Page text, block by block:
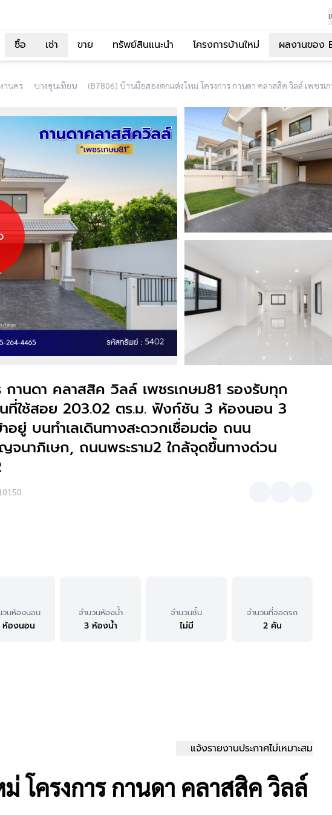
ซื้อ
เช่า ขาย ทรัพย์สินแนะนำ โครงการบ้านใหม่ ผลงานของ
านคร บางขุนเทียน
านดา คลาสสิค วิลล์ เพชรเกษม81 รองรับทุก
ที่ใช้สอย 203.02 ตร.ม. ฟังก์ชัน 3 ห้องนอน 3
ยู่ บนทำเลเดินทางสะดวกเชื่อมต่อ ถนน
นาภิเษก, ถนนพระราม2 ใกล้จุดขึ้นทางด่วน
วนห้องนอน
ห้องนอน
จำนวนห้องน้ำ
3 ห้องน้ำ
จำนวนชั้น
ไม่มี
จำนวนที่จอดรถ
2 คัน
แจ้งรายงานประกาศไม่เหมาะสม
ม่ โครงการ กานดา คลาสสิค วิลล์